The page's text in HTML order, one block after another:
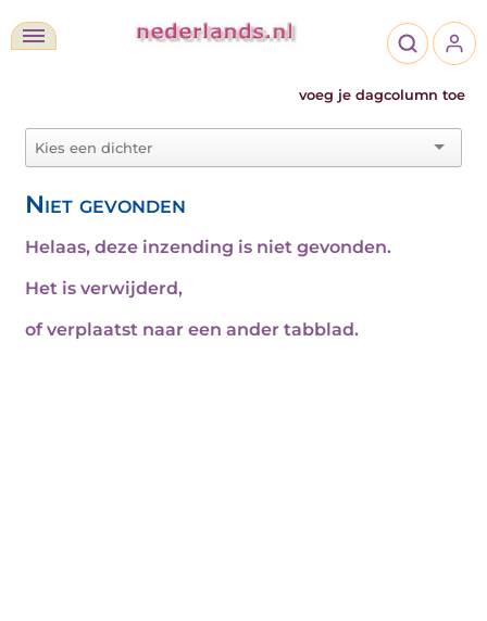
voeg je dagcolumn toe
Niet gevonden
Helaas, deze inzending is niet gevonden.
Het is verwijderd,
of verplaatst naar een ander tabblad.